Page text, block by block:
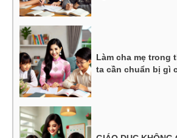
Làm cha mẹ trong
ta cần chuẩn bị gì